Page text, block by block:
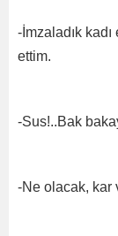
-İmzaladık kadı
ettim.
-Sus!..Bak
-Ne olacak, kar